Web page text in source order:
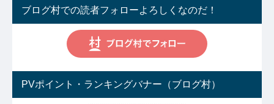
ブログ村での読者フォローよろしくなのだ！
PVポイント・ランキングバナー（ブログ村）